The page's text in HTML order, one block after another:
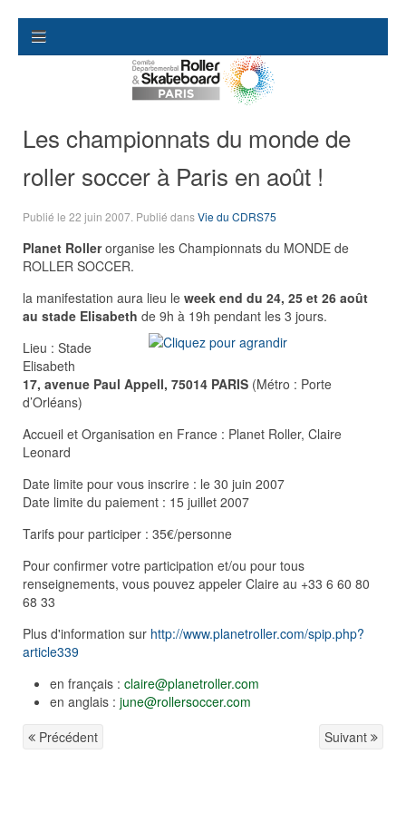
Les championnats du monde de
roller soccer à Paris en août !
Publié le 22 juin 2007 . Publié dansVie du CDRS75
Planet Rollerorganise les Championnats du MONDE de
ROLLER SOCCER.
la manifestation aura lieu le week end du 24, 25 et 26 août
au stade Elisabeth de 9h à 19h pendant les 3 jours.
Lieu : Stade
Elisabeth
17, avenue Paul Appell, 75014 PARIS (Métro : Porte
d’Orléans)
Accueil et Organisation en France : Planet Roller, Claire
Leonard
Date limite pour vous inscrire : le 30 juin 2007
Date limite du paiement : 15 juillet 2007
Tarifs pour participer : 35€/personne
Pour confirmer votre participation et/ou pour tous
renseignements, vous pouvez appeler Claire au +33 6 60 80
68 33
Plus d'information sur http://www.planetroller.com/spip.php?
article339
en français : claire@planetroller.com
en anglais : june@rollersoccer.com
Précédent
Suivant